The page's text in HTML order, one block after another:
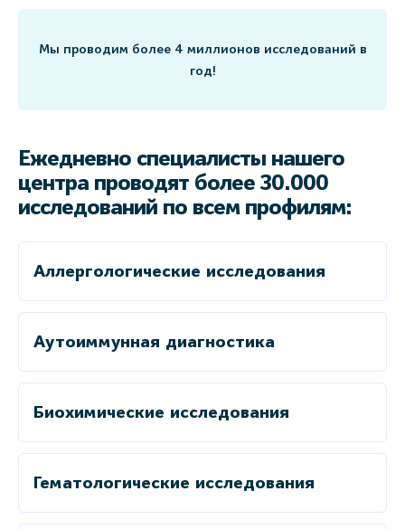
Мы проводим более 4 миллионов исследований в
год!
Ежедневно специалисты нашего
центра проводят более 30.000
исследований по всем профилям:
Аллергологические исследования
Аутоиммунная диагностика
Биохимические исследования
Гематологические исследования